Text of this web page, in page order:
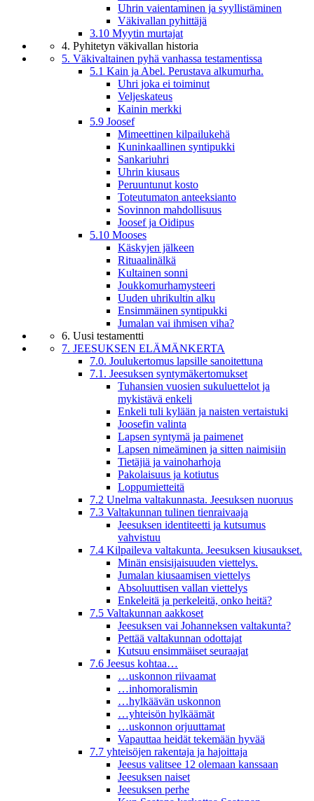
Uhrin vaientaminen ja syyllistäminen
Väkivallan pyhittäjä
3.10 Myytin murtajat
4. Pyhitetyn väkivallan historia
5. Väkivaltainen pyhä vanhassa testamentissa
5.1 Kain ja Abel. Perustava alkumurha.
Uhri joka ei toiminut
Veljeskateus
Kainin merkki
5.9 Joosef
Mimeettinen kilpailukehä
Kuninkaallinen syntipukki
Sankariuhri
Uhrin kiusaus
Peruuntunut kosto
Toteutumaton anteeksianto
Sovinnon mahdollisuus
Joosef ja Oidipus
5.10 Mooses
Käskyjen jälkeen
Rituaalinälkä
Kultainen sonni
Joukkomurhamysteeri
Uuden uhrikultin alku
Ensimmäinen syntipukki
Jumalan vai ihmisen viha?
6. Uusi testamentti
7. JEESUKSEN ELÄMÄNKERTA
7.0. Joulukertomus lapsille sanoitettuna
7.1. Jeesuksen syntymäkertomukset
Tuhansien vuosien sukuluettelot ja
mykistävä enkeli
Enkeli tuli kylään ja naisten vertaistuki
Joosefin valinta
Lapsen syntymä ja paimenet
Lapsen nimeäminen ja sitten naimisiin
Tietäjiä ja vainoharhoja
Pakolaisuus ja kotiutus
Loppumietteitä
7.2 Unelma valtakunnasta. Jeesuksen nuoruus
7.3 Valtakunnan tulinen tienraivaaja
Jeesuksen identiteetti ja kutsumus
vahvistuu
7.4 Kilpaileva valtakunta. Jeesuksen kiusaukset.
Minän ensisijaisuuden viettelys.
Jumalan kiusaamisen viettelys
Absoluuttisen vallan viettelys
Enkeleitä ja perkeleitä, onko heitä?
7.5 Valtakunnan aakkoset
Jeesuksen vai Johanneksen valtakunta?
Pettää valtakunnan odottajat
Kutsuu ensimmäiset seuraajat
7.6 Jeesus kohtaa…
…uskonnon riivaamat
…inhomoralismin
…hylkäävän uskonnon
…yhteisön hylkäämät
…uskonnon orjuuttamat
Vapauttaa heidät tekemään hyvää
7.7 yhteisöjen rakentaja ja hajoittaja
Jeesus valitsee 12 olemaan kanssaan
Jeesuksen naiset
Jeesuksen perhe